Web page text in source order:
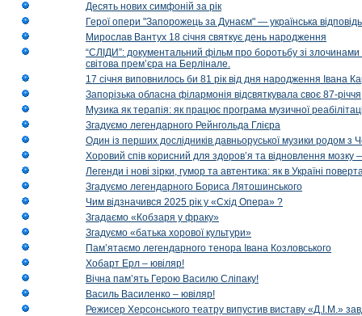
Десять нових симфоній за рік
Герої опери "Запорожець за Дунаєм" — українська
Мирослав Вантух 18 січня святкує день народження
“СЛІДИ”: документальний фільм про боротьбу зі
світова прем’єра на Берлінале.
17 січня виповнилось би 81 рік від дня народження Івана
Запорізька обласна філармонія відсвяткувала своє 87-річчя
Музика як терапія: як працює програма музичної
Згадуємо легендарного Рейнгольда Глієра
Один із перших дослідників давньоруської музики родом з
Хоровий спів корисний для здоров’я та відновлення мозку
Легенди і нові зірки, гумор та автентика: як в Україні
Згадуємо легендарного Бориса Лятошинського
Чим відзначився 2025 рік у «Схід Опера» ?
Згадаємо «Кобзаря у фраку»
Згадуємо «батька хорової культури»
Пам’ятаємо легендарного тенора Івана Козловського
Хобарт Ерл – ювіляр!
Вічна пам’ять Герою Василю Сліпаку!
Василь Василенко – ювіляр!
Режисер Херсонського театру випустив виставу «Д.І.М.»